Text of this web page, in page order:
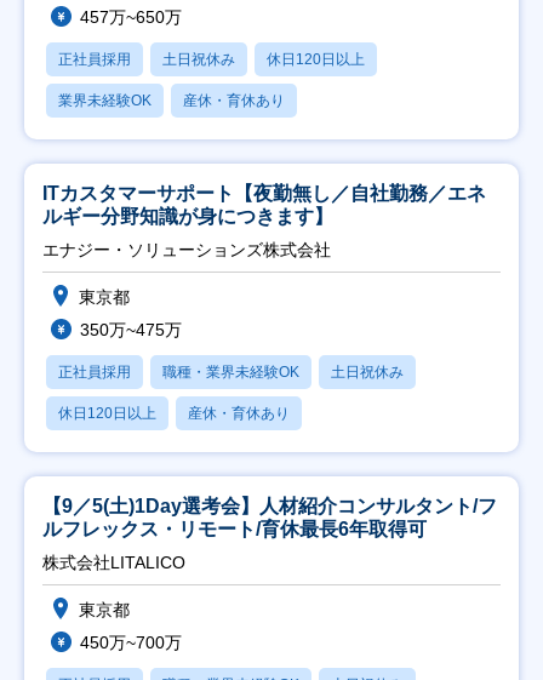
457万~650万
正社員採用 土日祝休み 休日120日以上
業界未経験OK 産休・育休あり
ITカスタマーサポート【夜勤無し／自社勤務／エネ
ルギー分野知識が身につきます】
エナジー・ソリューションズ株式会社
東京都
350万~475万
正社員採用 職種・業界未経験OK 土日祝休み
休日120日以上 産休・育休あり
【9／5(土)1Day選考会】人材紹介コンサルタント/フ
ルフレックス・リモート/育休最長6年取得可
株式会社LITALICO
東京都
450万~700万